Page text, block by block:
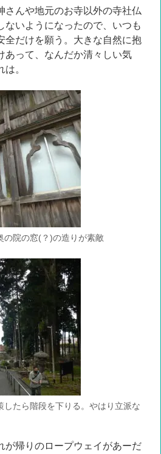
さんや地元のお寺以外の寺社仏
ないようになったので、いつも
全だけを願う。大きな自然に抱
あって、なんだか清々しい気
。
の院の窓(？)の造りが素敵
したら階段を下りる。やはり立派な
が帰りのロープウェイがあーだ